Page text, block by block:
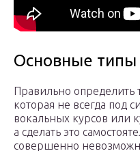
Основные типы
Правильно определить
которая не всегда под
вокальных курсов или
а сделать это
совершенно